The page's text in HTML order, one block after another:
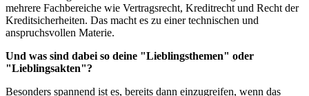
mehrere Fachbereiche wie Vertragsrecht, Kreditrecht und Recht der
Kreditsicherheiten. Das macht es zu einer technischen und
anspruchsvollen Materie.
Und was sind dabei so deine "Lieblingsthemen" oder
"Lieblingsakten"?
Besonders spannend ist es, bereits dann einzugreifen, wenn das